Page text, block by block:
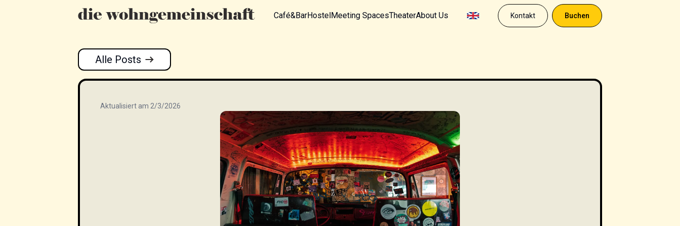
Café&BarHostelMeeting SpacesTheaterAbout Us Kontakt Buchen
Alle Posts
Aktualisiert am 2/3/2026